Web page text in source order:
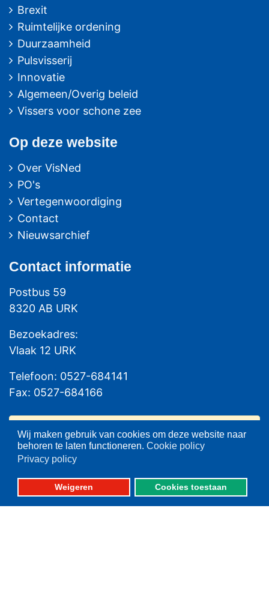
Wij maken gebruik van cookies om deze website naar
behoren te laten functioneren. Cookie policy
Privacy policy
Weigeren Cookies toestaan
Brexit
Ruimtelijke ordening
Duurzaamheid
Pulsvisserij
Innovatie
Algemeen/Overig beleid
Vissers voor schone zee
Op deze website
Over VisNed
PO's
Vertegenwoordiging
Contact
Nieuwsarchief
Contact informatie
Postbus 59
8320 AB URK
Bezoekadres:
Vlaak 12 URK
Telefoon: 0527-684141
Fax: 0527-684166
Please set your twitter API
key properly in your